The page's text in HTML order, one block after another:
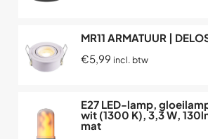
MR11 ARMATUUR |
€5,99 incl. btw
E27 LED-lamp,
wit (1300 K), 3,3 W,
mat